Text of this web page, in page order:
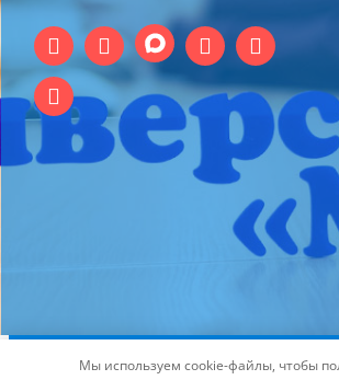
Мы используем cookie-файлы, чтобы